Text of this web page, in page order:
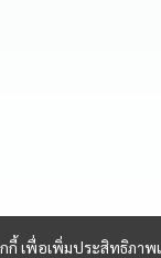
กี้ เพื่อเพิ่มประสิทธิภา